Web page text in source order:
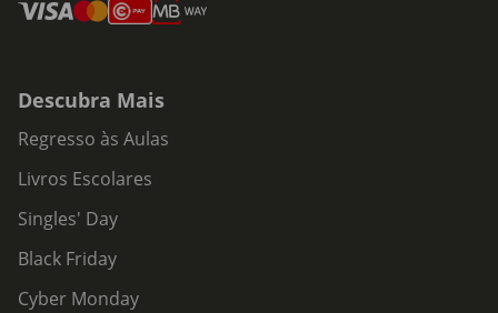
Descubra Mais
Regresso às Aulas
Livros Escolares
Singles' Day
Black Friday
Cyber Monday